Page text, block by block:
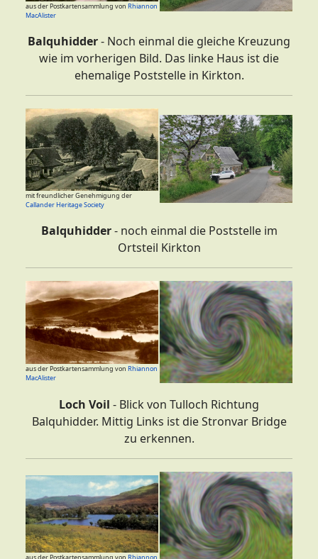
aus der Postkartensammlung von Rhiannon
MacAlister
Balquhidder- Noch einmal die gleiche Kreuzung
wie im vorherigen Bild. Das linke Haus ist die
ehemalige Poststelle in Kirkton.
mit freundlicher Genehmigung der
Callander Heritage Society
Balquhidder- noch einmal die Poststelle im
Ortsteil Kirkton
aus der Postkartensammlung von Rhiannon
MacAlister
Loch Voil - Blick von Tulloch Richtung
Balquhidder. Mittig Links ist die Stronvar Bridge
zu erkennen.
aus der Postkartensammlung von Rhiannon